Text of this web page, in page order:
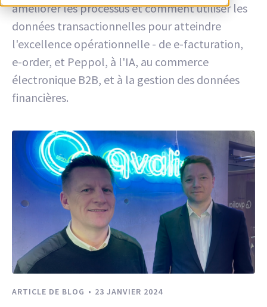
améliorer les processus et comment utiliser les
données transactionnelles pour atteindre
l'excellence opérationnelle - de e-facturation,
e-order, et Peppol, à l'IA, au commerce
électronique B2B, et à la gestion des données
financières.
ARTICLE DE BLOG 23 JANVIER 2024